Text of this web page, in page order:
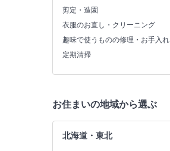
剪定・造園
衣服のお直し・クリーニング
趣味で使うものの修理・お手入れ
定期清掃
お住まいの地域から選ぶ
北海道・東北